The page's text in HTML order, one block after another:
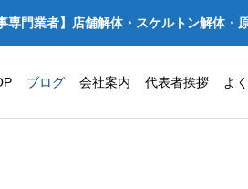
専門業者】店舗解体・スケルトン解体
ブログ 会社案内 代表者挨拶 よ